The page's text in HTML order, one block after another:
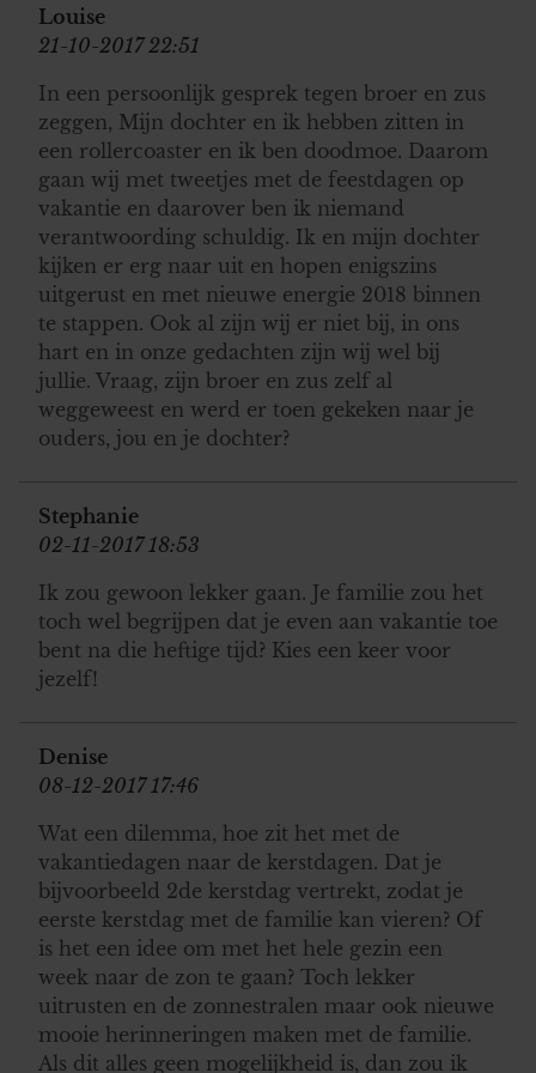
informatie over uw gebruik van onze site met onze
partners voor social media, adverteren en analyse. Deze
informatie die u aan ze heeft verstrekt of die ze hebben
verzameld op basis van uw gebruik van hun services. U
gaat akkoord met onze cookies als u onze website blijft
gebruiken.
Louise
21-10-2017 22:51
In een persoonlijk gesprek tegen broer en zus
zeggen, Mijn dochter en ik hebben zitten in
een rollercoaster en ik ben doodmoe. Daarom
gaan wij met tweetjes met de feestdagen op
vakantie en daarover ben ik niemand
verantwoording schuldig. Ik en mijn dochter
kijken er erg naar uit en hopen enigszins
uitgerust en met nieuwe energie 2018 binnen
te stappen. Ook al zijn wij er niet bij, in ons
hart en in onze gedachten zijn wij wel bij
jullie. Vraag, zijn broer en zus zelf al
weggeweest en werd er toen gekeken naar je
ouders, jou en je dochter?
Stephanie
02-11-2017 18:53
Ik zou gewoon lekker gaan. Je familie zou het
toch wel begrijpen dat je even aan vakantie toe
bent na die heftige tijd? Kies een keer voor
jezelf!
Denise
08-12-2017 17:46
Wat een dilemma, hoe zit het met de
vakantiedagen naar de kerstdagen. Dat je
bijvoorbeeld 2de kerstdag vertrekt, zodat je
eerste kerstdag met de familie kan vieren? Of
is het een idee om met het hele gezin een
week naar de zon te gaan? Toch lekker
uitrusten en de zonnestralen maar ook nieuwe
mooie herinneringen maken met de familie.
Als dit alles geen mogelijkheid is, dan zou ik